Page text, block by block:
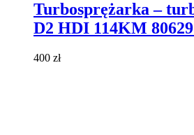
ma
wiele
wariantów.
Turbosprężarka –
D2 HDI 114KM
400 zł